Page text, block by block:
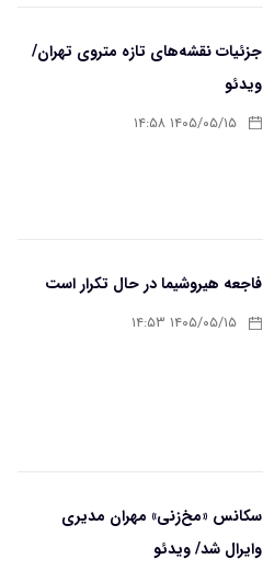
جزئیات نقشه‌های تازه متروی تهران/
ویدئو
۱۴۰۵/۰۵/۱۵ ۱۴:۵۸
فاجعه هیروشیما در حال تکرار است
۱۴۰۵/۰۵/۱۵ ۱۴:۵۳
سکانس «مخ‌زنی» مهران مدیری
وایرال شد/ ویدئو